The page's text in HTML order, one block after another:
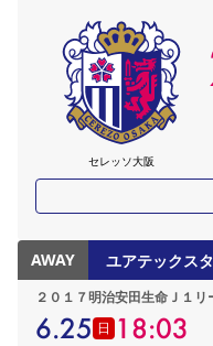
セレッソ大阪
AWAY ユアテックス
２０１７明治安田生命Ｊ１リ
6.25 日 18:03